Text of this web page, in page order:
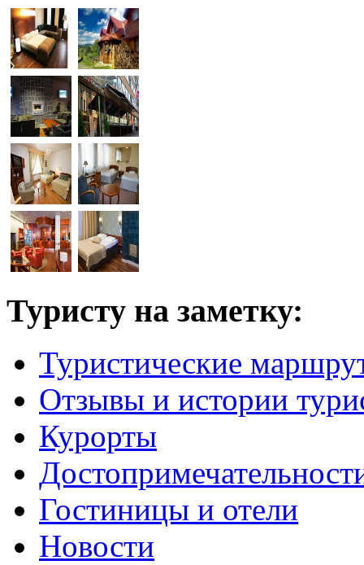
Туристу на заметку:
Туристические
Отзывы и истории
Курорты
Гостиницы и отели
Новости